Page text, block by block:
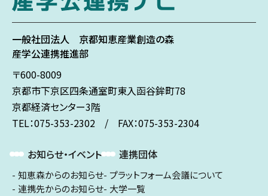
一般社団法人 京都知恵産業創造の森
産学公連携推進部
〒600-8009
京都市下京区四条通室町東入函谷鉾町78
京都経済センター3階
TEL：075-353-2302 / FAX：075-353-2304
お知らせ・イベント
知恵森からのお知らせ
連携先からのお知らせ
連携団体
プラットフォーム会議について
大学一覧